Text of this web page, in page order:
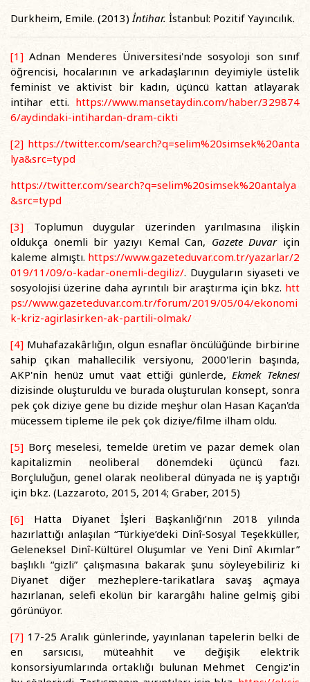
Durkheim, Emile. (2013)İntihar. İstanbul: Pozitif Yayıncılık.
[1] Adnan Menderes Üniversitesi'nde sosyoloji son sınıf
öğrencisi, hocalarının ve arkadaşlarının deyimiyle üstelik
feminist ve aktivist bir kadın, üçüncü kattan atlayarak
intihar etti. https://www.mansetaydin.com/haber/329874
6/aydindaki-intihardan-dram-cikti
[2] https://twitter.com/search?q=selim%20simsek%20anta
lya&src=typd
https://twitter.com/search?q=selim%20simsek%20antalya
&src=typd
[3] Toplumun duygular üzerinden yarılmasına ilişkin
oldukça önemli bir yazıyı Kemal Can, Gazete Duvariçin
kaleme almıştı. https://www.gazeteduvar.com.tr/yazarlar/2
019/11/09/o-kadar-onemli-degiliz/. Duyguların siyaseti ve
sosyolojisi üzerine daha ayrıntılı bir araştırma için bkz. htt
ps://www.gazeteduvar.com.tr/forum/2019/05/04/ekonomi
k-kriz-agirlasirken-ak-partili-olmak/
[4] Muhafazakârlığın, olgun esnaflar öncülüğünde birbirine
sahip çıkan mahallecilik versiyonu, 2000'lerin başında,
AKP'nin henüz umut vaat ettiği günlerde,Ekmek Teknesi
dizisinde oluşturuldu ve burada oluşturulan konsept, sonra
pek çok diziye gene bu dizide meşhur olan Hasan Kaçan'da
mücessem tipleme ile pek çok diziye/filme ilham oldu.
[5] Borç meselesi, temelde üretim ve pazar demek olan
kapitalizmin neoliberal dönemdeki üçüncü fazı.
Borçluluğun, genel olarak neoliberal dünyada ne iş yaptığı
için bkz. (Lazzaroto, 2015, 2014; Graber, 2015)
[6] Hatta Diyanet İşleri Başkanlığı’nın 2018 yılında
hazırlattığı anlaşılan “Türkiye’deki Dinî-Sosyal Teşekküller,
Geleneksel Dinî-Kültürel Oluşumlar ve Yeni Dinî Akımlar”
başlıklı “gizli” çalışmasına bakarak şunu söyleyebiliriz ki
Diyanet diğer mezheplere-tarikatlara savaş açmaya
hazırlanan, selefi ekolün bir karargâhı haline gelmiş gibi
görünüyor.
[7] 17-25 Aralık günlerinde, yayınlanan tapelerin belki de
en sarsıcısı, müteahhit ve değişik elektrik
konsorsiyumlarında ortaklığı bulunan Mehmet Cengiz'in